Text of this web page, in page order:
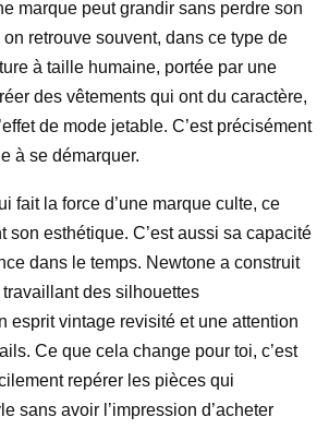
marque peut grandir sans perdre son
on retrouve souvent, dans ce type de
à taille humaine, portée par une
des vêtements qui ont du caractère,
de mode jetable. C’est précisément
à se démarquer.
fait la force d’une marque culte, ce
son esthétique. C’est aussi sa capacité
dans le temps. Newtone a construit
des silhouettes
esprit vintage revisité et une attention
Ce que cela change pour toi, c’est
repérer les pièces qui
sans avoir l’impression d’acheter